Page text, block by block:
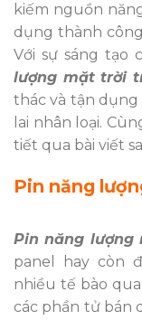
kiếm nguồn
dụng thành
Với sự sáng tạo
lượng mặt trời
thác và tận
lai nhân loại.
tiết qua bài viết
Pin năng
Pin năng lượng
panel hay còn
nhiều tế bào
các phần tử bán